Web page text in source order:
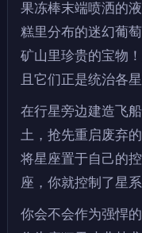
果冻棒末端喷洒的
糕里分布的迷幻葡
矿山里珍贵的宝物
且它们正是统治各星
在行星旁边建造飞
土，抢先重启废弃
将星座置于自己的
座，你就控制了星系
你会不会作为强悍